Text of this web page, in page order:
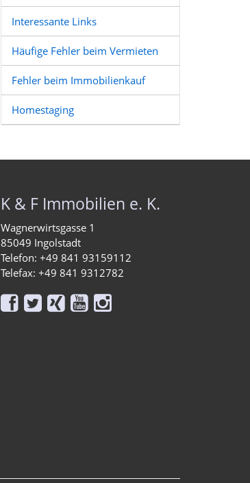
Interessante Links
Häufige Fehler beim Vermieten
Fehler beim Immobilienkauf
Homestaging
K & F Immobilien e. K.
Wagnerwirtsgasse 1
85049 Ingolstadt
Telefon: +49 841 93159112
Telefax: +49 841 9312782
    